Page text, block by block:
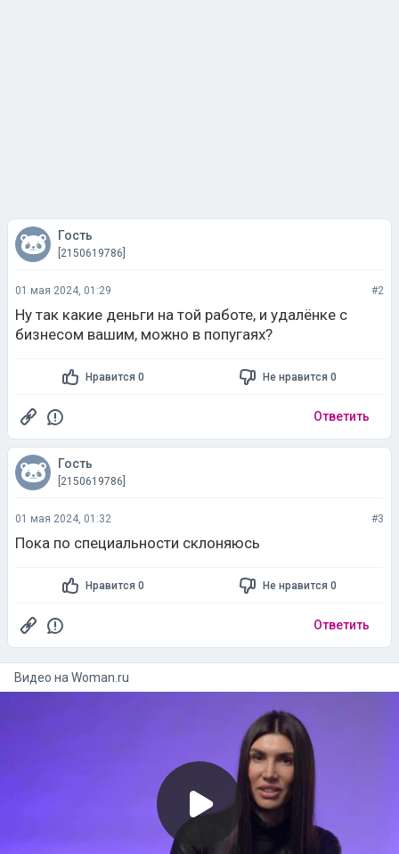
Гость
[2150619786]
01 мая 2024, 01:29 #2
Ну так какие деньги на той работе, и удалёнке с
бизнесом вашим, можно в попугаях?
Нравится 0 Не нравится 0
Ответить
Гость
[2150619786]
01 мая 2024, 01:32 #3
Пока по специальности склоняюсь
Нравится 0 Не нравится 0
Ответить
Видео на woman.ru